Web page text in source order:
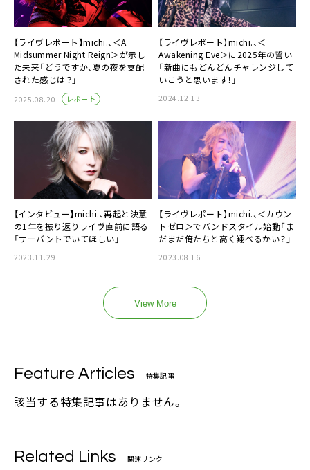
【ライヴレポート】michi.、＜A
Midsummer Night Reign＞が示し
た未来「どうですか、夏の夜を支配
された感じは？」
2025.08.20 レポート
【ライヴレポート】michi.、＜
Awakening Eve＞に2025年の誓い
「新曲にもどんどんチャレンジして
いこうと思います！」
2024.12.13
【インタビュー】michi.、再起と決意
の1年を振り返りライヴ直前に語る
「サーバントでいてほしい」
2023.11.29
【ライヴレポート】michi.、＜カウン
トゼロ＞でバンドスタイル始動「ま
だまだ俺たちと高く翔べるかい？」
2023.08.16
View More
Feature Articles 特集記事
該当する特集記事はありません。
Related Links 関連リンク